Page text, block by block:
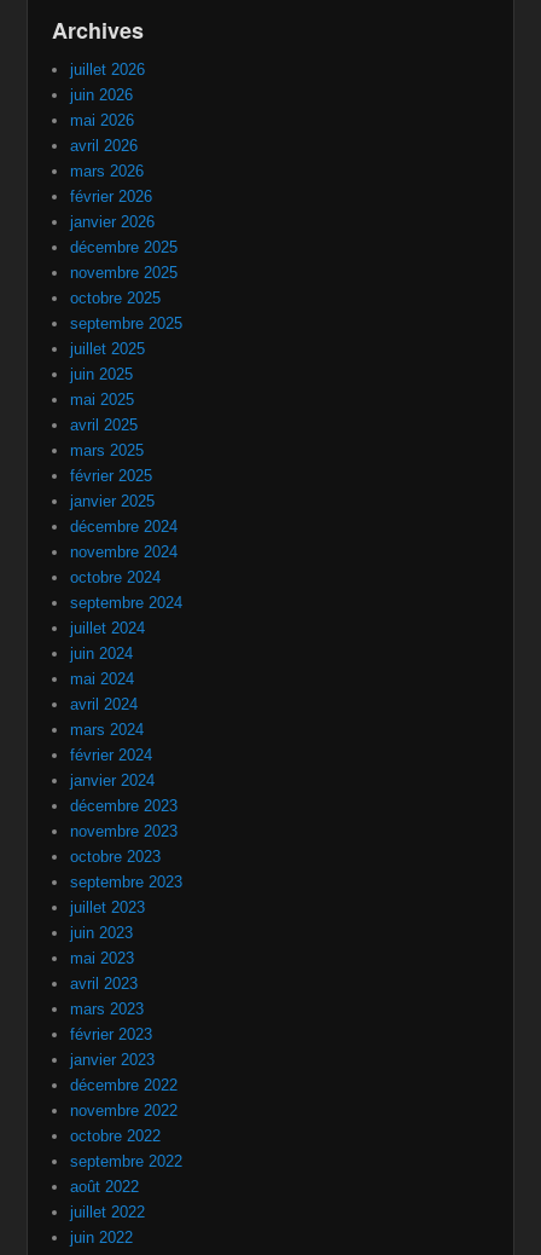
Archives
juillet 2026
juin 2026
mai 2026
avril 2026
mars 2026
février 2026
janvier 2026
décembre 2025
novembre 2025
octobre 2025
septembre 2025
juillet 2025
juin 2025
mai 2025
avril 2025
mars 2025
février 2025
janvier 2025
décembre 2024
novembre 2024
octobre 2024
septembre 2024
juillet 2024
juin 2024
mai 2024
avril 2024
mars 2024
février 2024
janvier 2024
décembre 2023
novembre 2023
octobre 2023
septembre 2023
juillet 2023
juin 2023
mai 2023
avril 2023
mars 2023
février 2023
janvier 2023
décembre 2022
novembre 2022
octobre 2022
septembre 2022
août 2022
juillet 2022
juin 2022